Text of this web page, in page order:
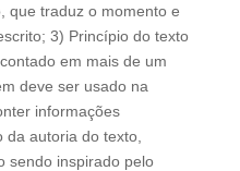
que traduz o momento e
3) Princípio do texto
em mais de um
deve ser usado na
informações
autoria do texto,
sendo inspirado pelo